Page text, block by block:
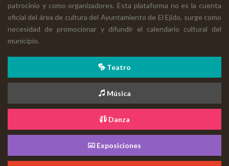
patrocinio y como organizadores. Esta plataforma no es la cuenta
oficial del área de cultura del Ayuntamiento de El Ejido, surge como
necesidad de promocionar y difundir el calendario cultural del
municipio.
Teatro
Música
Danza
Exposiciones